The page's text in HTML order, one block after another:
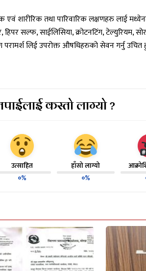
एवं शारीरिक तथा पारिवारिक लक्षणहरु लाई
सल्फ, साईलिसिया, क्रोटनटिंग, टेल्युरियम,
लिई उपरोक्त औषधिहरुको सेवन गर्नु उचित
कस्तो लाग्यो ?
उत्साहित
०%
हाँसो लाग्यो
०%